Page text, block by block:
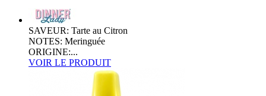
Les cartouches
pour pods
SAVEUR: Tarte au Citron
NOTES: Meringuée
ORIGINE:...
VOIR LE PRODUIT